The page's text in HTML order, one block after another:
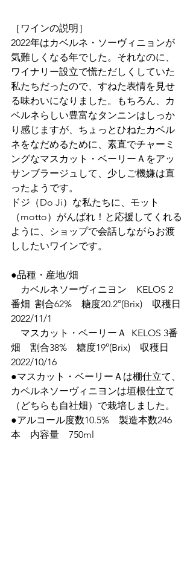
［ワインの説明］
2022年はカベルネ・ソーヴィニョンが
気難しくなる年でした。それなのに、
ワイナリー設立で慌ただしくしていた
私たちだったので、すねた表情を見せ
る味わいになりました。もちろん、カ
ベルネらしい豊富なタンニンはしっか
り感じますが、ちょっとひねたカベル
ネをなだめるために、素直でチャーミ
ングなマスカット・ベーリーＡをアッ
サンブラージュして、少しご機嫌は直
ったようです。
ドジ（Do Ji）な私たちに、モット
（motto）がんばれ！と応援してくれる
ように、ショップで会話しながらお渡
ししたいワインです。
カベルネソーヴィニヨン　KELOS 2
番畑	割合62%　糖度20.2°(Brix)　収穫日
2022/11/1
マスカット・ベーリーＡ	KELOS 3番
畑　割合38%　糖度19°(Brix)　収穫日
2022/10/16
●マスカット・ベーリーＡは棚仕立て、
カベルネソーヴィニヨンは垣根仕立て
（どちらも自社畑）で栽培しました。
●アルコール度数10.5%　製造本数246
本　内容量　750ml